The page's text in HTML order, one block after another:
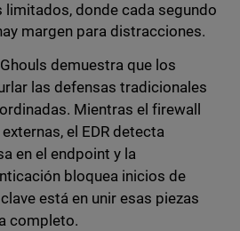
limitados, donde cada segundo
margen para distracciones.
demuestra que los
las defensas tradicionales
Mientras el firewall
el EDR detecta
en el endpoint y la
bloquea inicios de
está en unir esas piezas
completo.